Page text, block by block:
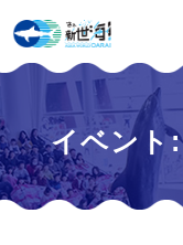
イベント